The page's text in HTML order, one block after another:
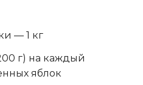
— 1 кг
г) на каждый
яблок